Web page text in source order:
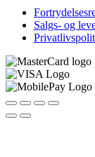
Salgs- og